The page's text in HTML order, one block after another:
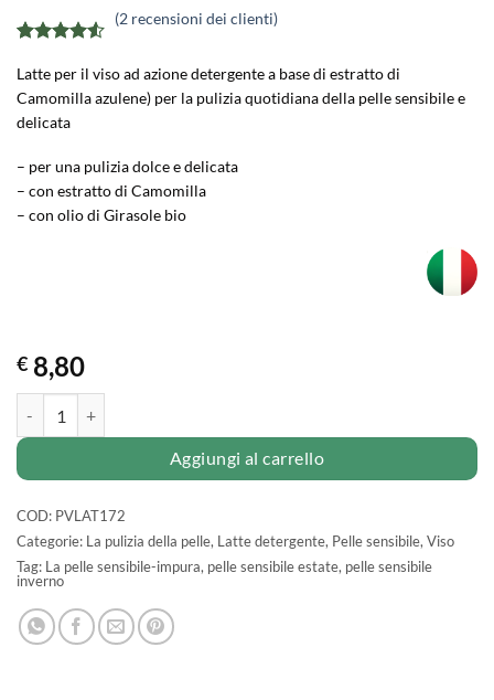
4.5su 5
su base di
recensioni
(2recensioni dei clienti)
Latte per il viso ad azione detergente a base di estratto di
Camomilla azulene) per la pulizia quotidiana della pelle sensibile e
delicata
– per una pulizia dolce e delicata
– con estratto di Camomilla
– con olio di Girasole bio
€ 8,80
Aggiungi al carrello
COD: PVLAT172
Categorie: La pulizia della pelle, Latte detergente, Pelle sensibile, Viso
Tag: La pelle sensibile-impura, pelle sensibile estate, pelle sensibile
inverno